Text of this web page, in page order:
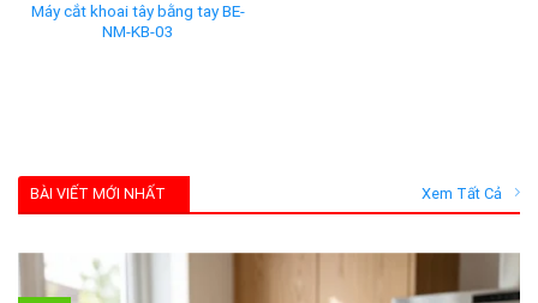
Máy cắt khoai tây bằng tay BE-
NM-KB-03
BÀI VIẾT MỚI NHẤT Xem Tất Cả